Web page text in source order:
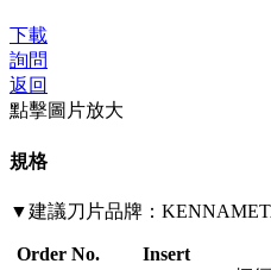
下載
詢問
返回
點擊圖片放大
規格
▼建議刀片品牌：
Order No. Insert